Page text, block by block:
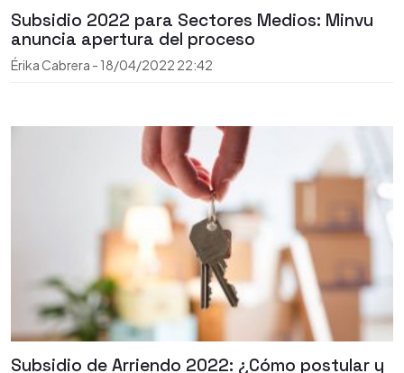
Subsidio 2022 para Sectores Medios: Minvu
anuncia apertura del proceso
Érika Cabrera - 18/04/2022 22:42
Subsidio de Arriendo 2022: ¿Cómo postular y